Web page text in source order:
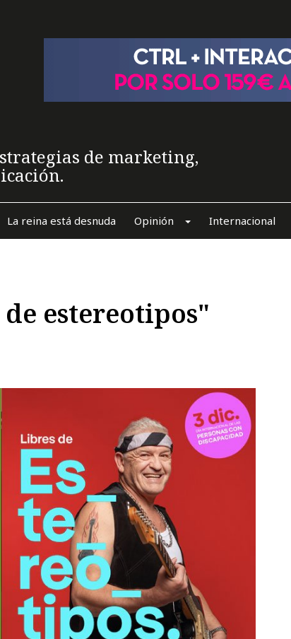
de marketing,
La reina está desnuda Opinión Internacional
estereotipos"